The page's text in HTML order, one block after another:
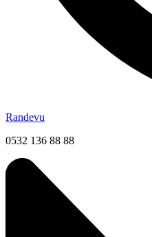
Randevu
0532 136 88 88